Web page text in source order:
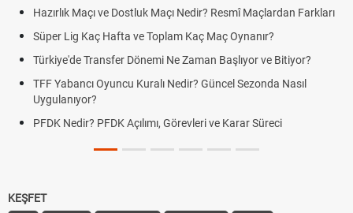
Hazırlık Maçı ve Dostluk Maçı Nedir? Resmî Maçlardan Farkları
Süper Lig Kaç Hafta ve Toplam Kaç Maç Oynanır?
Türkiye'de Transfer Dönemi Ne Zaman Başlıyor ve Bitiyor?
TFF Yabancı Oyuncu Kuralı Nedir? Güncel Sezonda Nasıl
Uygulanıyor?
PFDK Nedir? PFDK Açılımı, Görevleri ve Karar Süreci
KEŞFET